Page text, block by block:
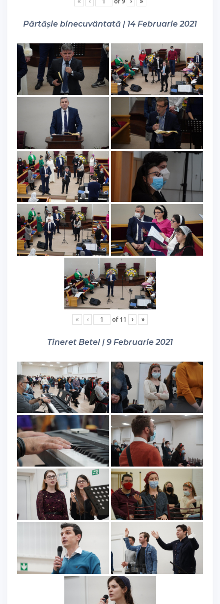
Părtășie binecuvântată | 14 Februarie 2021
« ‹ of 11 › »
Tineret Betel | 9 Februarie 2021